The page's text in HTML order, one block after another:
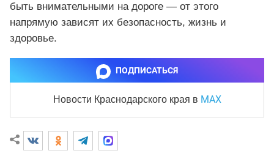
быть внимательными на дороге — от этого
напрямую зависят их безопасность, жизнь и
здоровье.
ПОДПИСАТЬСЯ
Новости Краснодарского края в MAX